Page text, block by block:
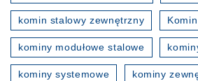
komin stalowy zewnętrzny
kominy modułowe stalowe
kominy systemowe kominy